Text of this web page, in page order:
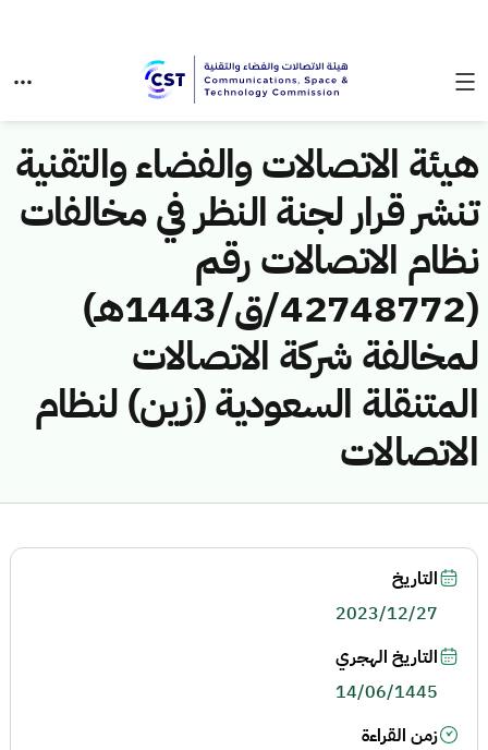
هيئة الاتصالات والفضاء والتقنية
تنشر قرار لجنة النظر في مخالفات
نظام الاتصالات رقم
(42748772/ق/1443هـ)
لمخالفة شركة الاتصالات
المتنقلة السعودية (زين) لنظام
الاتصالات
التاريخ
2023/12/27
التاريخ الهجري
14/06/1445
زمن القراءة